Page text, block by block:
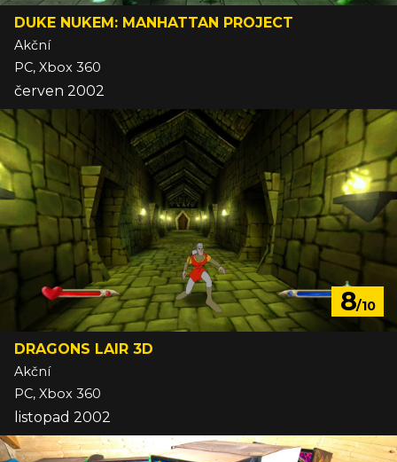
DUKE NUKEM: MANHATTAN PROJECT
Akční
PC, Xbox 360
červen 2002
8/10
DRAGONS LAIR 3D
Akční
PC, Xbox 360
listopad 2002